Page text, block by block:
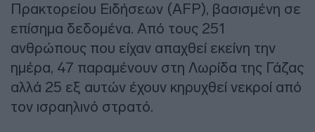
Πρακτορείου Ειδήσεων (AFP), βασισμένη σε
επίσημα δεδομένα. Από τους 251
ανθρώπους που είχαν απαχθεί εκείνη την
ημέρα, 47 παραμένουν στη Λωρίδα της Γάζας
αλλά 25 εξ αυτών έχουν κηρυχθεί νεκροί από
τον ισραηλινό στρατό.